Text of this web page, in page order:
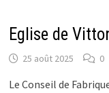
Eglise de
25 août 2025 0
Le Conseil de